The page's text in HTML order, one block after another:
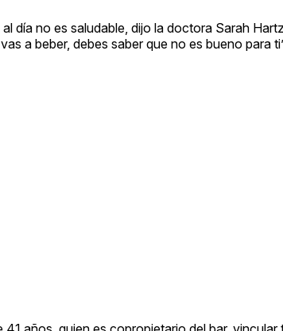
día no es saludable, dijo la doctora Sarah
a beber, debes saber que no es bueno para